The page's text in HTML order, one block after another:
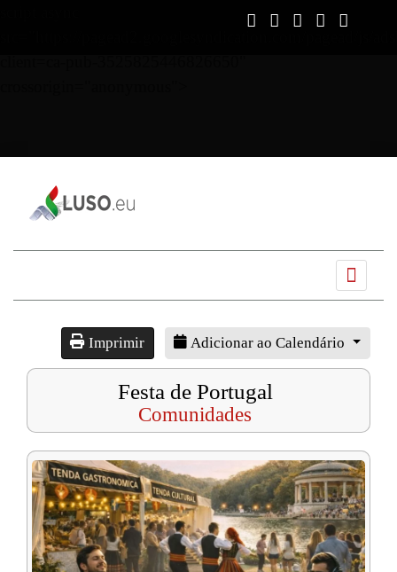
Imprimir Adicionar ao Calendário
Festa de Portugal
Comunidades
Ano
Mês
Próximo
Próximo